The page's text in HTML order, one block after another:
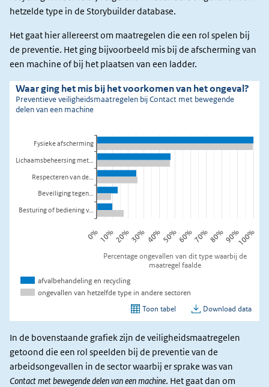
hetzelde type in de Storybuilder database.
Het gaat hier allereerst om maatregelen die een rol spelen bij
de preventie. Het ging bijvoorbeeld mis bij de afscherming van
een machine of bij het plaatsen van een ladder.
In de bovenstaande grafiek zijn de veiligheidsmaatregelen
getoond die een rol speelden bij de preventie van de
arbeidsongevallen in de sector waarbij er sprake was van
Contact met bewegende delen van een machine. Het gaat dan om